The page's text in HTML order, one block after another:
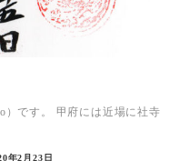
）です。 甲府には近場に社寺
年2月23日